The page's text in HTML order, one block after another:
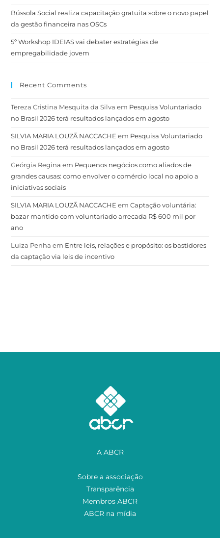
Bússola Social realiza capacitação gratuita sobre o novo papel
da gestão financeira nas OSCs
5º Workshop IDEIAS vai debater estratégias de
empregabilidade jovem
Recent Comments
Tereza Cristina Mesquita da Silva em Pesquisa Voluntariado
no Brasil 2026 terá resultados lançados em agosto
SILVIA MARIA LOUZÃ NACCACHE em Pesquisa Voluntariado
no Brasil 2026 terá resultados lançados em agosto
Geórgia Regina em Pequenos negócios como aliados de
grandes causas: como envolver o comércio local no apoio a
iniciativas sociais
SILVIA MARIA LOUZÃ NACCACHE emCaptação voluntária:
bazar mantido com voluntariado arrecada R$ 600 mil por
ano
Luiza Penha em Entre leis, relações e propósito: os bastidores
da captação via leis de incentivo
A ABCR
Sobre a associação
Transparência
Membros ABCR
ABCR na mídia